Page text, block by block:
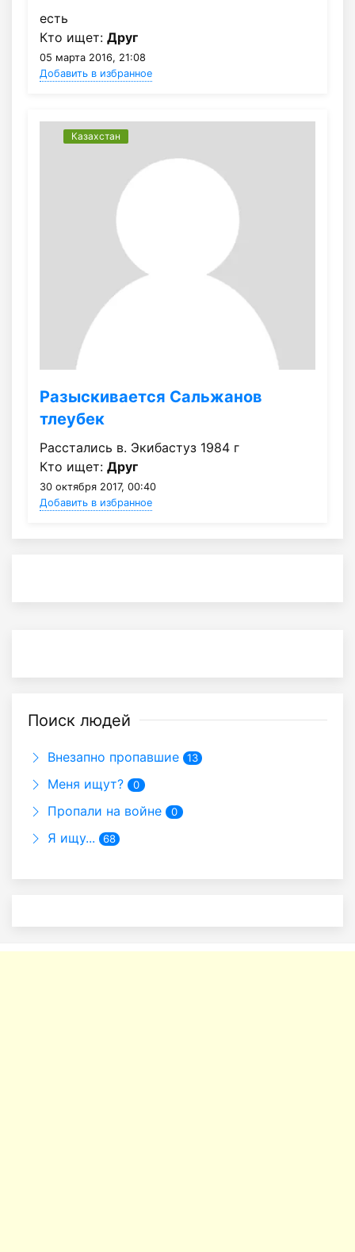
есть
Кто ищет: Друг
05 марта 2016, 21:08
Добавить в избранное
Казахстан
Разыскивается Сальжанов
тлеубек
Расстались в. Экибастуз 1984 г
Кто ищет: Друг
30 октября 2017, 00:40
Добавить в избранное
Поиск людей
Внезапно пропавшие 13
Меня ищут? 0
Пропали на войне 0
Я ищу... 68